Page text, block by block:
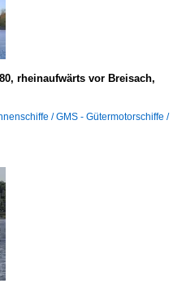
rheinaufwärts vor Breisach,
/ GMS - Gütermotorschiffe /